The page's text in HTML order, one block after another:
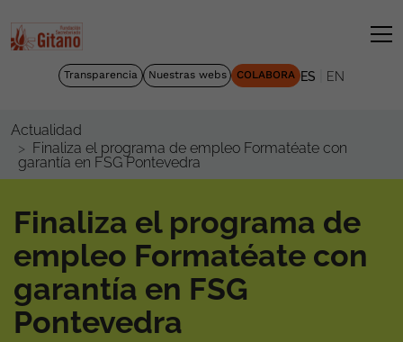
Transparencia Nuestras webs COLABORA ES EN
Actualidad
Finaliza el programa de empleo Formatéate con
garantía en FSG Pontevedra
Finaliza el programa de
empleo Formatéate con
garantía en FSG
Pontevedra